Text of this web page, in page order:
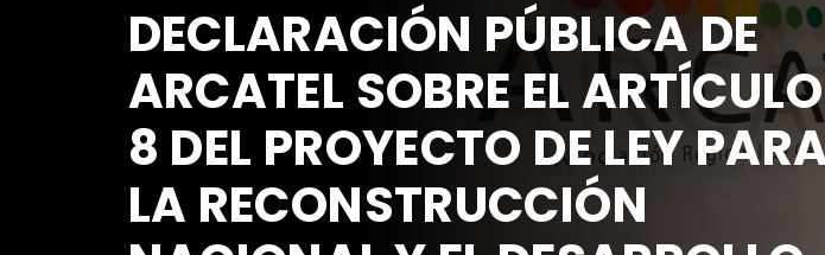
DECLARACIÓN PÚBLICA DE
ARCATEL SOBRE EL ARTÍCULO
8 DEL PROYECTO DE LEY
LA RECONSTRUCCIÓN